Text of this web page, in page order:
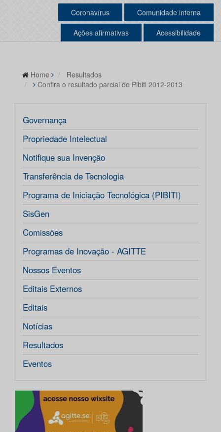
Coronavírus Comunidade interna
Ações afirmativas Acessibilidade
Home
Resultados
Confira o resultado parcial do Pibiti 2012-2013
Governança
Propriedade Intelectual
Notifique sua Invenção
Transferência de Tecnologia
Programa de Iniciação Tecnológica (PIBITI)
SisGen
Comissões
Programas de Inovação - AGITTE
Nossos Eventos
Editais Externos
Editais
Notícias
Resultados
Eventos